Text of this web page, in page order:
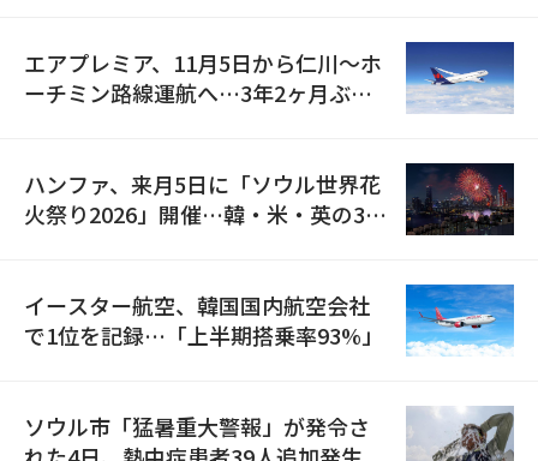
エアプレミア、11月5日から仁川〜ホ
ーチミン路線運航へ…3年2ヶ月ぶり
ハンファ、来月5日に「ソウル世界花
火祭り2026」開催…韓・米・英の3カ
イースター航空、韓国国内航空会社
で1位を記録…「上半期搭乗率93%」
ソウル市「猛暑重大警報」が発令さ